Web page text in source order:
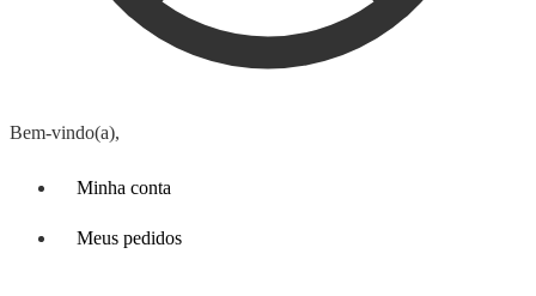
Bem-vindo(a),
Minha conta
Meus pedidos